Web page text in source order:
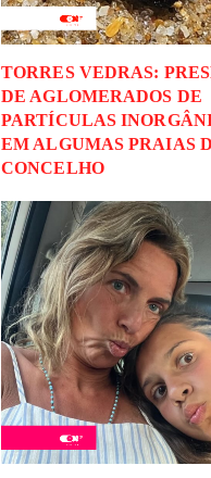
TORRES VEDRAS:
DE AGLOMERADOS DE
PARTÍCULAS
EM ALGUMAS PRAIAS
CONCELHO